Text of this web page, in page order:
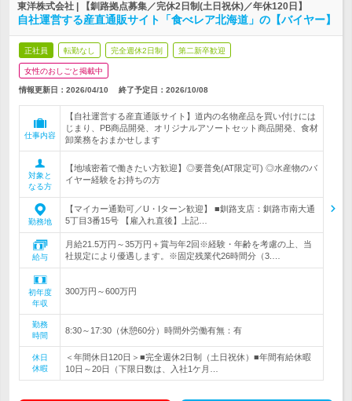
東洋株式会社 | 【釧路拠点募集／完休2日制(土日祝休)／年休120日】
自社運営する産直通販サイト「食べレア北海道」の【バイヤー】
正社員 転勤なし 完全週休2日制 第二新卒歓迎
女性のおしごと掲載中
情報更新日：2026/04/10 終了予定日： 2026/10/08
仕事内容
【自社運営する産直通販サイト】道内の名物産品を買い付けには
じまり、PB商品開発、オリジナルアソートセット商品開発、食材
卸業務をおまかせします
対象と
なる方
【地域密着で働きたい方歓迎】◎要普免(AT限定可) ◎水産物のバ
イヤー経験をお持ちの方
勤務地
【マイカー通勤可／U・Iターン歓迎】 ■釧路支店：釧路市南大通
5丁目3番15号 【雇入れ直後】上記…
給与
月給21.5万円～35万円＋賞与年2回※経験・年齢を考慮の上、当
社規定により優遇します。※固定残業代26時間分（3.…
初年度
年収
300万円～600万円
勤務
時間
8:30～17:30（休憩60分）時間外労働有無：有
休日
休暇
＜年間休日120日＞■完全週休2日制（土日祝休）■年間有給休暇
10日～20日（下限日数は、入社1ケ月…